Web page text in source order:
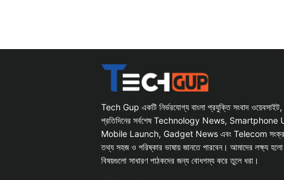
Tech Gup একটি নির্ভরযোগ্য বাংলা প্রযুক্তি সংবাদ ওয়েবসাইট,
প্রতিদিনের সর্বশেষ Technology News,
Mobile Launch, Gadget News এবং Telecom
তথ্য সহজ ও পরিষ্কার ভাষায় জানতে পারবেন। আমাদের লক্ষ্য
বিষয়গুলো সাধারণ পাঠকদের জন্য বোধগম্য করে তুলে ধরা।